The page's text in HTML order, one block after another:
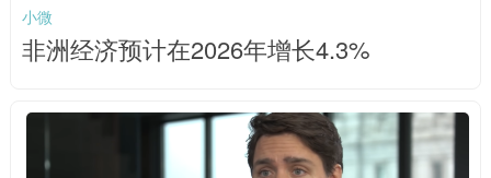
小微
非洲经济预计在2026年增长4.3%